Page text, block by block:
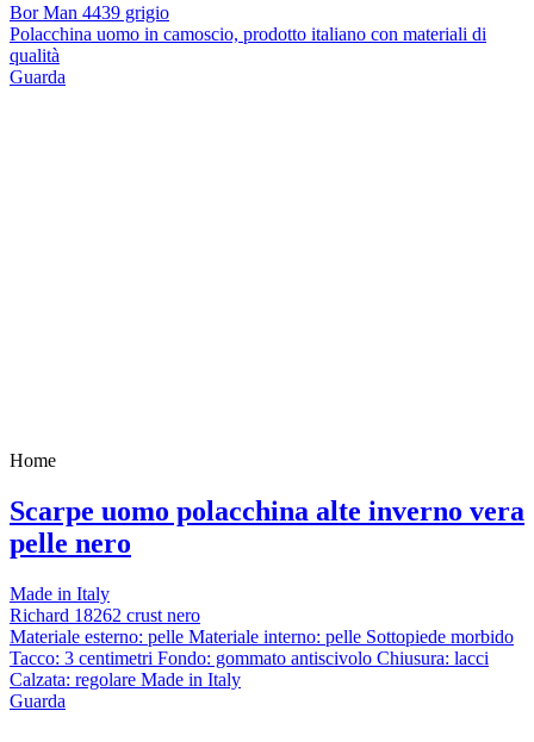
Bor Man 4439 grigio
Polacchina uomo in camoscio, prodotto italiano con materiali di
qualità
Guarda
Home
Scarpe uomo polacchina alte inverno vera
pelle nero
Made in Italy
Richard 18262 crust nero
Materiale esterno: pelle Materiale interno: pelle Sottopiede morbido
Tacco: 3 centimetri Fondo: gommato antiscivolo Chiusura: lacci
Calzata: regolare Made in Italy
Guarda